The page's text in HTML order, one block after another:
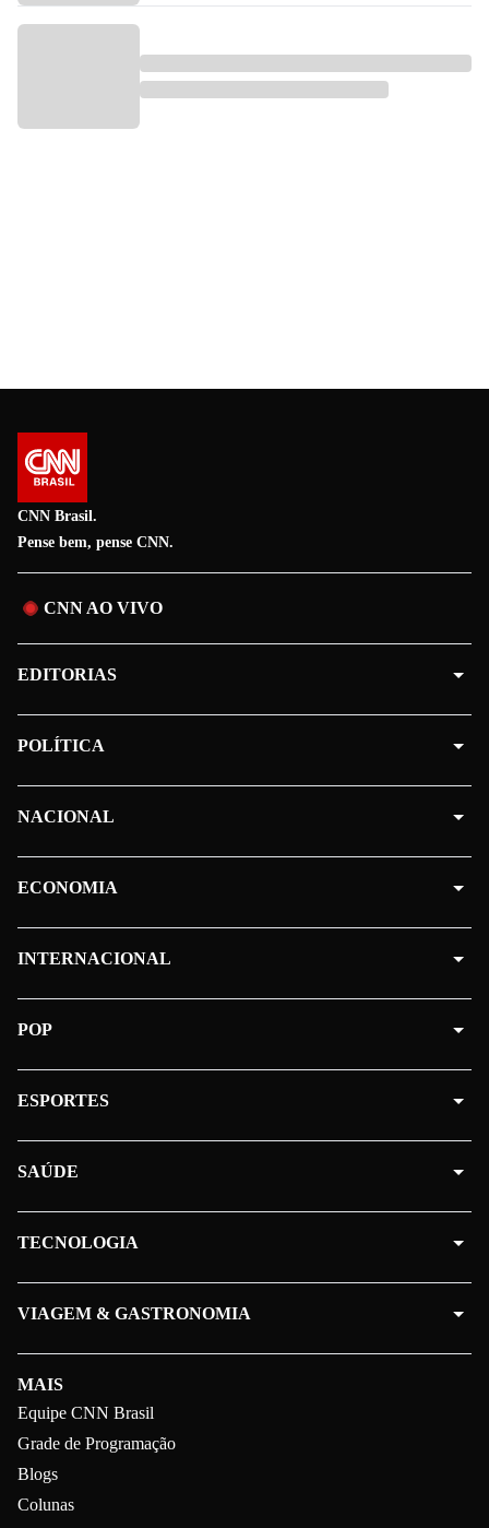
CNN Brasil.
Pense bem, pense CNN.
CNN AO VIVO
MAIS
Equipe CNN Brasil
Grade de Programação
Blogs
Colunas
EDITORIAS
POLÍTICA
NACIONAL
ECONOMIA
INTERNACIONAL
POP
ESPORTES
SAÚDE
TECNOLOGIA
VIAGEM & GASTRONOMIA